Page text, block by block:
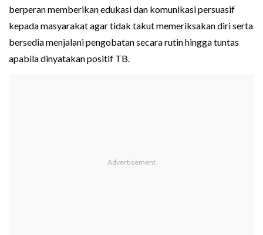
berperan memberikan edukasi dan komunikasi persuasif
kepada masyarakat agar tidak takut memeriksakan diri serta
bersedia menjalani pengobatan secara rutin hingga tuntas
apabila dinyatakan positif TB.